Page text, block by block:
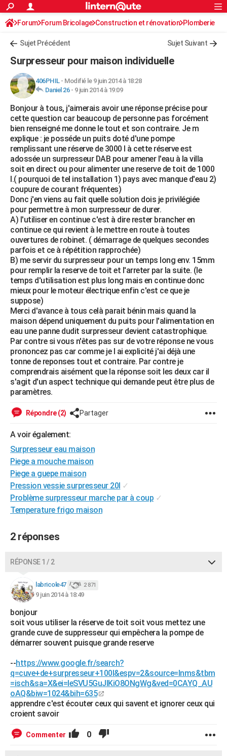
ACTUALITÉS
Politique
Société
Faits Divers
Education
Monde
Villes
+
FINANCE
Retraite
Impôts
Epargne
Immobilier
Risques naturels par ville
Banque
Assurance
Crédit
AUTO
Essais
Réserver un essai
Citadines
Berlines
SUV
Forum auto
+HIGH-TECH
Mobiles
Meilleur smartphone
Internet
Ordinateurs
Jeux vidéo
Guide high-tech
+BRICOLAGE
Forum
Aménagement intérieur
Extérieur
Cuisine
Salle de bains
Jardinage
Rangement
WEEK-END
Guides de France
Escapades
Patrimoine
Expositions
Musées
Week-end nature
+LIFESTYLE
Art de vivre
Bien-être
Loisirs
ModeModes de vie
SANTE
Alimentation
Guide de la santé
Maladies
Médicaments
Sommeil
VOYAGE
Destinations
City break
Voyage nature
Voyage de noces
Forum
Climat
+PHOTO
GUIDES D'ACHAT
BONS PLANS
CARTE DE VOEUX
Carte de Noël
Carte Bonne année
Carte Saint-Valentin
Carte Pâques
Carte d'anniversaire
DICTIONNAIRE
Dictionnaire
Biographies
Citations
Expressions
Proverbes
PROGRAMME TV
COPAINS D'AVANT
S'inscrire
Se connecter
Lycées
Collèges
Primaires
Universités
Entreprises
Service militaire
Avis de recherche
AVIS DE DÉCÈS
Rechercher
S'inscrire
Connexion
Forum Forum Bricolage Construction et rénovation Plomberie
Sujet Précédent Sujet Suivant
Surpresseur pour maison individuelle
406PHIL- Modifié le 9 juin 2014 à 18:28
Daniel 26- 9 juin 2014 à 19:09
Bonjour à tous, j'aimerais avoir une réponse précise pour
cette question car beaucoup de personne pas forcément
bien renseigné me donne le tout et son contraire. Je m
explique : je posséde un puits doté d'une pompe
remplissant une réserve de 3000 l à cette réserve est
adossée un surpresseur DAB pour amener l'eau à la villa
soit en direct ou pour alimenter une reserve de toit de 1000
l.( pourquoi de tel installation 1) pays avec manque d'eau 2)
coupure de courant fréquentes)
Donc j'en viens au fait quelle solution dois je privilégiée
pour permettre à mon surpresseur de durer.
A) l'utiliser en continue c'est à dire rester brancher en
continue ce qui revient à le mettre en route à toutes
ouvertures de robinet. ( démarrage de quelques secondes
parfois et ce à répétition rapprochée)
B) me servir du surpresseur pour un temps long env. 15mm
pour remplir la reserve de toit et l'arreter par la suite. (le
temps d'utilisation est plus long mais en continue donc
mieux pour le moteur électrique enfin c'est ce que je
suppose)
Merci d'avance à tous celà parait bénin mais quand la
maison dépend uniquement du puits pour l'alimentation en
eau une panne dudit surpresseur devient catastrophique.
Par contre si vous n'êtes pas sur de votre réponse ne vous
prononcez pas car comme je l ai explicité j'ai déjà une
tonne de reponses tout et contraire. Par contre je
comprendrais aisément que la réponse soit les deux car il
s'agit d'un aspect technique qui demande peut être plus de
paramètres.
Répondre (2) Partager
A voir également:
Surpresseur eau maison
Piege a mouche maison
Piege a guepe maison
Pression vessie surpresseur 20l ✓
Problème surpresseur marche par à coup ✓
Temperature frigo maison
2 réponses
RÉPONSE 1 / 2
labricole47 2 871
9 juin 2014 à 18:49
bonjour
soit vous utiliser la réserve de toit soit vous mettez une
grande cuve de suppresseur qui empêchera la pompe de
démarrer souvent puisque grande reserve
--https://www.google.fr/search?
q=cuve+de+surpresseur+100l&espv=2&source=lnms&tbm
=isch&sa=X&ei=leSVU5GuJIKiO8ONgWg&ved=0CAYQ_AU
oAQ&biw=1024&bih=635
apprendre c'est écouter ceux qui savent et ignorer ceux qui
croient savoir
Commenter 0